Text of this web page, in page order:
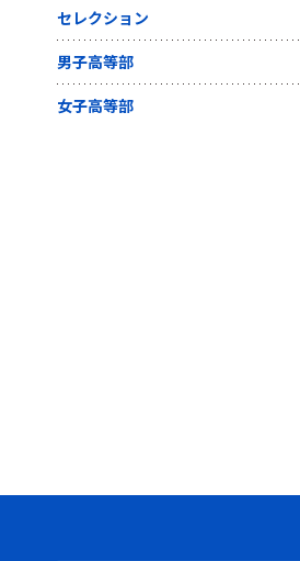
セレクション
男子高等部
女子高等部